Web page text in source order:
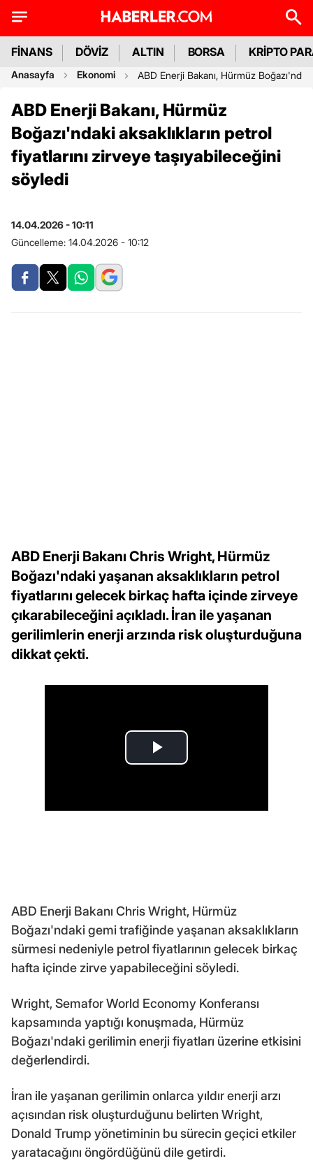
FİNANS DÖVİZ ALTIN BORSA KRİPTO
Anasayfa Ekonomi ABD Enerji Bakanı, Hürmüz
ABD Enerji Bakanı, Hürmüz
Boğazı'ndaki aksaklıkların petrol
fiyatlarını zirveye taşıyabileceğini
söyledi
14.04.2026 - 10:11
Güncelleme: 14.04.2026 - 10:12
ABD Enerji Bakanı Chris Wright, Hürmüz
Boğazı'ndaki yaşanan aksaklıkların petrol
fiyatlarını gelecek birkaç hafta içinde zirveye
çıkarabileceğini açıkladı. İran ile yaşanan
gerilimlerin enerji arzında risk oluşturduğuna
dikkat çekti.
ABD Enerji Bakanı Chris Wright, Hürmüz
Boğazı'ndaki gemi trafiğinde yaşanan aksaklıkların
sürmesi nedeniyle petrol fiyatlarının gelecek birkaç
hafta içinde zirve yapabileceğini söyledi.
Wright, Semafor World Economy Konferansı
kapsamında yaptığı konuşmada, Hürmüz
Boğazı'ndaki gerilimin enerji fiyatları üzerine etkisini
değerlendirdi.
İran ile yaşanan gerilimin onlarca yıldır enerji arzı
açısından risk oluşturduğunu belirten Wright,
Donald Trump yönetiminin bu sürecin geçici etkiler
yaratacağını öngördüğünü dile getirdi.